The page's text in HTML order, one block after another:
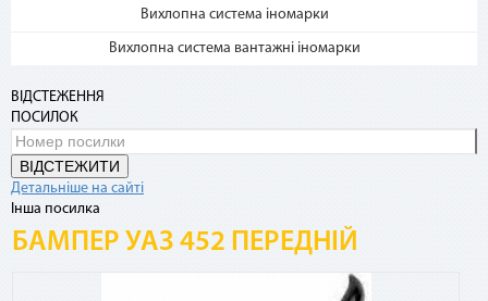
Вихлопна система іномарки
Вихлопна система вантажні іномарки
ВІДСТЕЖЕННЯ
ПОСИЛОК
ВІДСТЕЖИТИ
Детальніше на сайті
Інша посилка
БАМПЕР УАЗ 452 ПЕРЕДНІЙ
Частые вопросы
Какими картами можно оплатить покупку по
сервисам «Мгновенная рассрочка»?
Сервисы доступны владельцам карты «Универсальная»,
карты «Универсальная Gold», элитных карт для VIP-
клиентов (Platinum, Infinite, World Signia/Elite).
Где посмотреть подробную информацию по